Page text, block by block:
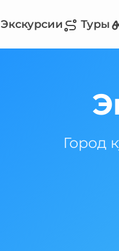
Экскурсии Туры
Город